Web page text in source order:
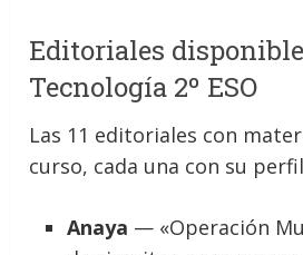
Editoriales
Tecnología 2º ESO
Las 11 editoriales con
curso, cada una con su
Anaya — «Operación